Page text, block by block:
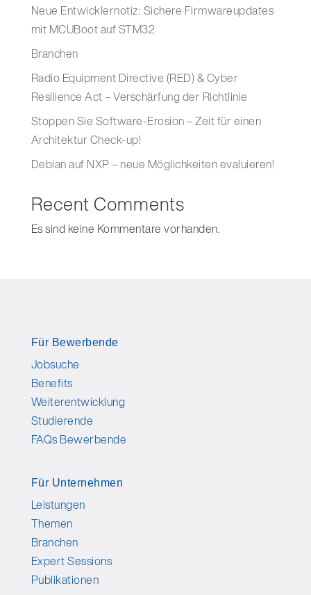
Neue Entwicklernotiz: Sichere Firmwareupdates
mit MCUBoot auf STM32
Branchen
Radio Equipment Directive (RED) & Cyber
Resilience Act – Verschärfung der Richtlinie
Stoppen Sie Software-Erosion – Zeit für einen
Architektur Check-up!
Debian auf NXP – neue Möglichkeiten evaluieren!
Recent Comments
Es sind keine Kommentare vorhanden.
Für Bewerbende
Jobsuche
Benefits
Weiterentwicklung
Studierende
FAQs Bewerbende
Für Unternehmen
Leistungen
Themen
Branchen
Expert Sessions
Publikationen